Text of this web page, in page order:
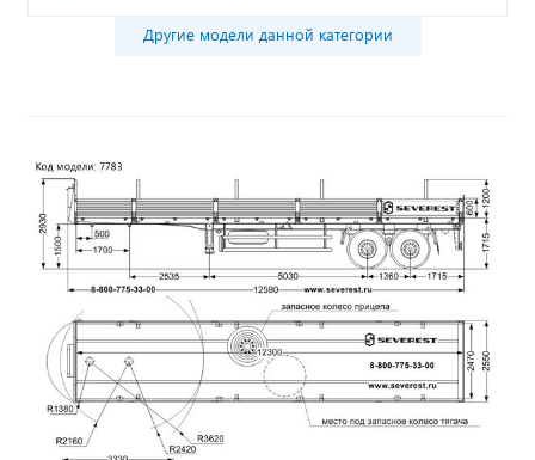
Другие модели данной категории